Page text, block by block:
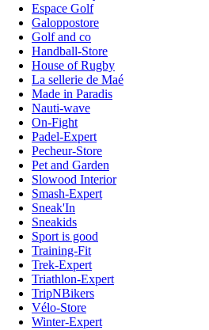
Espace Golf
Galoppostore
Golf and co
Handball-Store
House of Rugby
La sellerie de Maé
Made in Paradis
Nauti-wave
On-Fight
Padel-Expert
Pecheur-Store
Pet and Garden
Slowood Interior
Smash-Expert
Sneak'In
Sneakids
Sport is good
Training-Fit
Trek-Expert
Triathlon-Expert
TripNBikers
Vélo-Store
Winter-Expert